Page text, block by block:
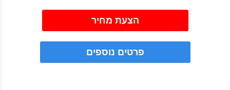
הצעת מחיר
פרטים נוספים